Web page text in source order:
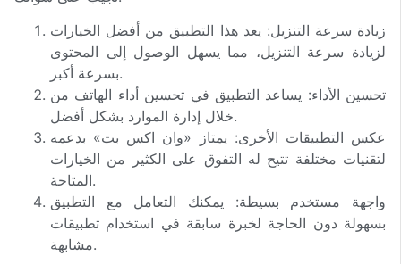
زيادة سرعة التنزيل: يعد هذا التطبيق من أفضل الخيارات
لزيادة سرعة التنزيل، مما يسهل الوصول إلى المحتوى
بسرعة أكبر.
تحسين الأداء: يساعد التطبيق في تحسين أداء الهاتف من
خلال إدارة الموارد بشكل أفضل.
عكس التطبيقات الأخرى: يمتاز «وان اكس بت» بدعمه
لتقنيات مختلفة تتيح له التفوق على الكثير من الخيارات
المتاحة.
واجهة مستخدم بسيطة: يمكنك التعامل مع التطبيق
بسهولة دون الحاجة لخبرة سابقة في استخدام تطبيقات
مشابهة.